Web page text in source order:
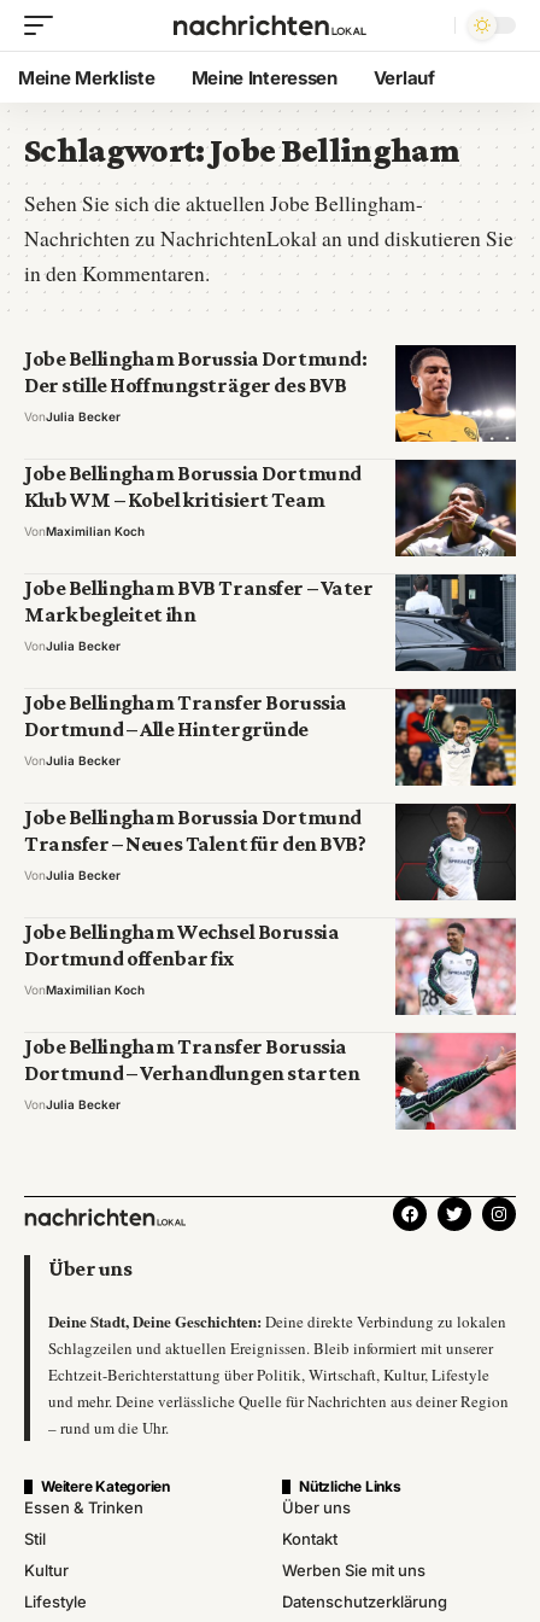
Meine Merkliste Meine Interessen Verlauf
Schlagwort:Jobe Bellingham
Sehen Sie sich die aktuellen Jobe Bellingham-
Nachrichten zu NachrichtenLokal an und diskutieren Sie
in den Kommentaren.
Jobe Bellingham Borussia Dortmund:
Der stille Hoffnungsträger des BVB
VonJulia Becker
Jobe Bellingham Borussia Dortmund
Klub WM – Kobel kritisiert Team
VonMaximilian Koch
Jobe Bellingham BVB Transfer – Vater
Mark begleitet ihn
VonJulia Becker
Jobe Bellingham Transfer Borussia
Dortmund – Alle Hintergründe
VonJulia Becker
Jobe Bellingham Borussia Dortmund
Transfer – Neues Talent für den BVB?
VonJulia Becker
Jobe Bellingham Wechsel Borussia
Dortmund offenbar fix
VonMaximilian Koch
Jobe Bellingham Transfer Borussia
Dortmund – Verhandlungen starten
VonJulia Becker
Über uns
Deine Stadt, Deine Geschichten: Deine direkte Verbindung zu lokalen
Schlagzeilen und aktuellen Ereignissen. Bleib informiert mit unserer
Echtzeit-Berichterstattung über Politik, Wirtschaft, Kultur, Lifestyle
und mehr. Deine verlässliche Quelle für Nachrichten aus deiner Region
– rund um die Uhr.
Weitere Kategorien
Essen & Trinken
Stil
Kultur
Lifestyle
Nützliche Links
Über uns
Kontakt
Werben Sie mit uns
Datenschutzerklärung